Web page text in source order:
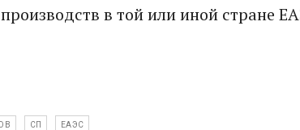
в той или иной стране
СП ЕАЭС